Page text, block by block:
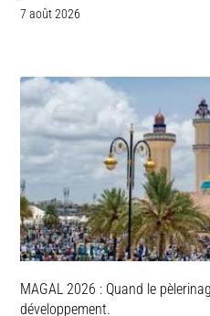
7 août 2026
MAGAL 2026 : Quand le
développement.